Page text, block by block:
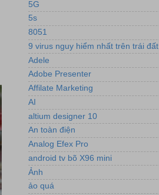
5G
5s
8051
9 virus nguy hiểm nhất trên trái đất
Adele
Adobe Presenter
Affilate Marketing
AI
altium designer 10
An toàn điện
Analog Efex Pro
android tv bõ X96 mini
Ảnh
ảo quá